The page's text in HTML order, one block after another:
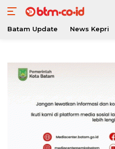
konten
Batam Update News Kepri